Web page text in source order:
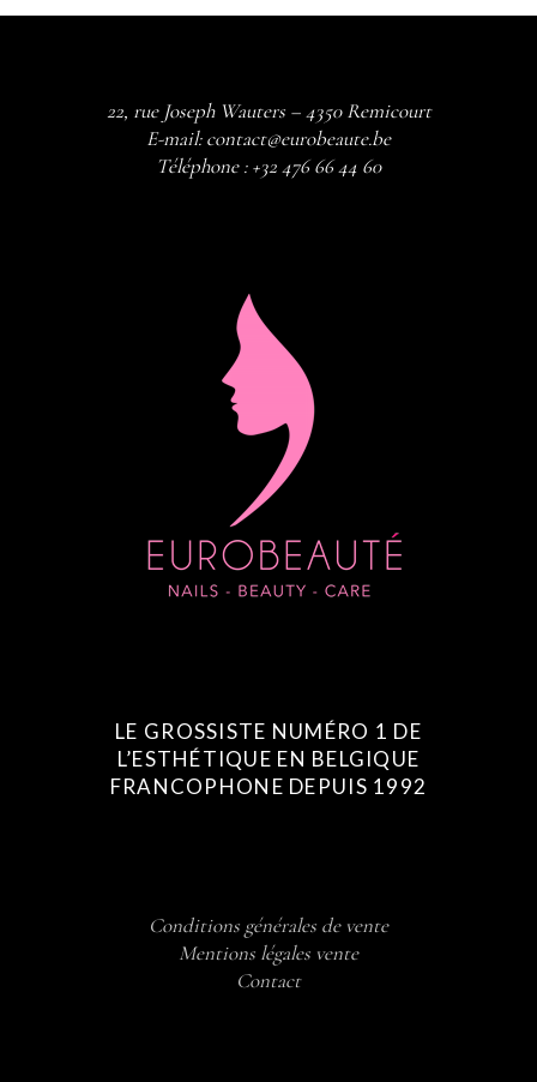
22, rue Joseph Wauters – 4350 Remicourt
E-mail:contact@eurobeaute.be
Téléphone :+32 476 66 44 60
LE GROSSISTE NUMÉRO 1 DE
L’ESTHÉTIQUE EN BELGIQUE
FRANCOPHONE DEPUIS 1992
Conditions générales de vente
Mentions légales vente
Contact